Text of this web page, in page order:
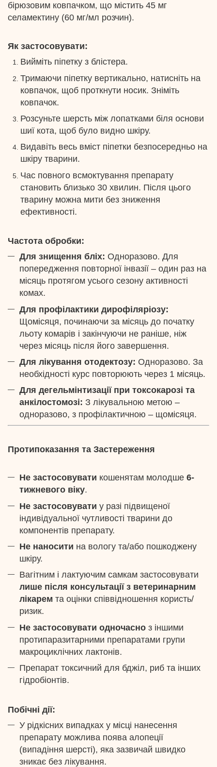
бірюзовим ковпачком, що містить 45 мг
селамектину (60 мг/мл розчин).
Як застосовувати:
Вийміть піпетку з блістера.
Тримаючи піпетку вертикально, натисніть на
ковпачок, щоб проткнути носик. Зніміть
ковпачок.
Розсуньте шерсть між лопатками біля основи
шиї кота, щоб було видно шкіру.
Видавіть весь вміст піпетки безпосередньо на
шкіру тварини.
Час повного всмоктування препарату
становить близько 30 хвилин. Після цього
тварину можна мити без зниження
ефективності.
Частота обробки:
Для знищення бліх: Одноразово. Для
попередження повторної інвазії – один раз на
місяць протягом усього сезону активності
комах.
Для профілактики дирофіляріозу:
Щомісяця, починаючи за місяць до початку
льоту комарів і закінчуючи не раніше, ніж
через місяць після його завершення.
Для лікування отодектозу: Одноразово. За
необхідності курс повторюють через 1 місяць.
Для дегельмінтизації при токсокарозі та
анкілостомозі: З лікувальною метою –
одноразово, з профілактичною – щомісяця.
Протипоказання та Застереження
Не застосовувати кошенятам молодше 6-
тижневого віку.
Не застосовувати у разі підвищеної
індивідуальної чутливості тварини до
компонентів препарату.
Не наносити на вологу та/або пошкоджену
шкіру.
Вагітним і лактуючим самкам застосовувати
лише після консультації з ветеринарним
лікарем та оцінки співвідношення користь/
ризик.
Не застосовувати одночасно з іншими
протипаразитарними препаратами групи
макроциклічних лактонів.
Препарат токсичний для бджіл, риб та інших
гідробіонтів.
Побічні дії:
У рідкісних випадках у місці нанесення
препарату можлива поява алопеції
(випадіння шерсті), яка зазвичай швидко
зникає без лікування.